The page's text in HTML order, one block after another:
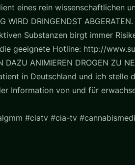
eines rein wissenschaftlichen
WIRD DRINGENDST ABGERATEN.
Substanzen birgt immer
geeignete Hotline: http://
DAZU ANIMIEREN DROGEN ZU
in Deutschland und ich
Information von und für
#ciatv #cia-tv